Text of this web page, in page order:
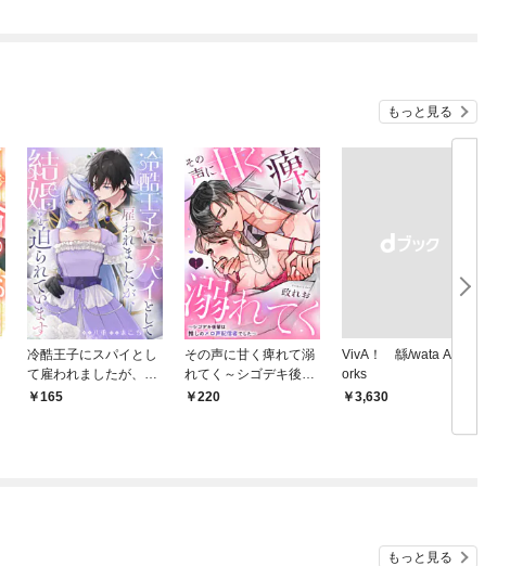
もっと見る
冷酷王子にスパイとし
て雇われましたが、結
婚を迫られています: 1
165
その声に甘く痺れて溺
れてく～シゴデキ後輩
は推しのメロ声配信者
220
VivA！ 緜/wata Art W
orks
￥3,630
もっと見る